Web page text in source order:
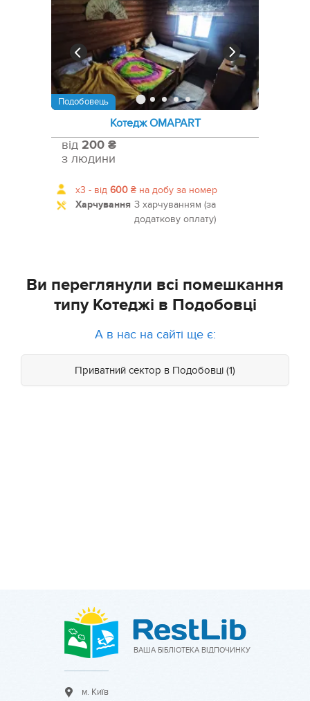
Подобовець
Котедж OMAPART
від 200 ₴
з людини
x3 - від 600 ₴ на добу за номер
Харчування З харчуванням (за
додаткову оплату)
Ви переглянули всі помешкання
типу Котеджі в Подобовці
А в нас на сайті ще є:
Приватний сектор в Подобовці (1)
ВАША БІБЛІОТЕКА ВІДПОЧИНКУ
м. Київ